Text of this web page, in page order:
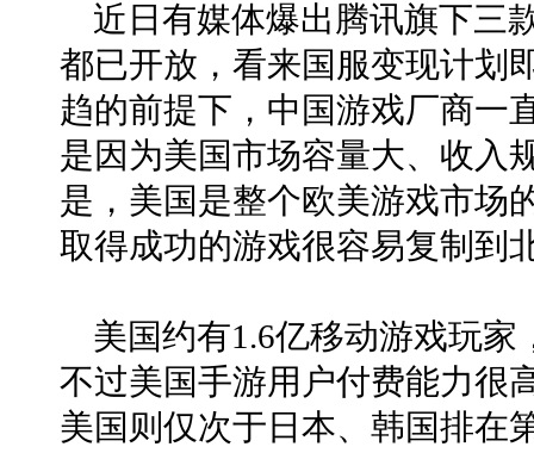
近日有媒体爆出腾讯旗下三
都已开放，看来国服变现计划
趋的前提下，中国游戏厂商一
是因为美国市场容量大、收入
是，美国是整个欧美游戏市场
取得成功的游戏很容易复制到
美国约有1.6亿移动游戏玩
不过美国手游用户付费能力很
美国则仅次于日本、韩国排在